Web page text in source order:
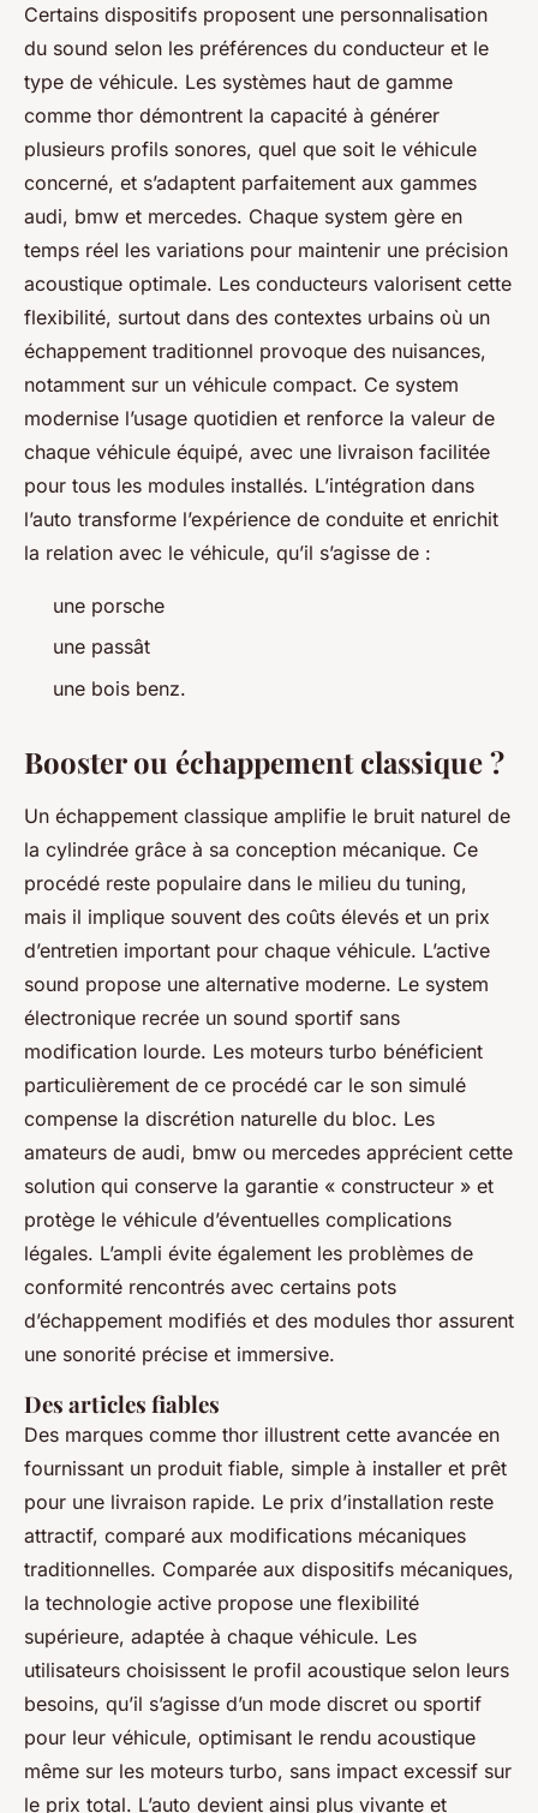
Certains dispositifs proposent une personnalisation
du sound selon les préférences du conducteur et le
type de véhicule. Les systèmes haut de gamme
comme thor démontrent la capacité à générer
plusieurs profils sonores, quel que soit le véhicule
concerné, et s’adaptent parfaitement aux gammes
audi, bmw et mercedes. Chaque system gère en
temps réel les variations pour maintenir une précision
acoustique optimale. Les conducteurs valorisent cette
flexibilité, surtout dans des contextes urbains où un
échappement traditionnel provoque des nuisances,
notamment sur un véhicule compact. Ce system
modernise l’usage quotidien et renforce la valeur de
chaque véhicule équipé, avec une livraison facilitée
pour tous les modules installés. L’intégration dans
l’auto transforme l’expérience de conduite et enrichit
la relation avec le véhicule, qu’il s’agisse de :
une porsche
une passât
une bois benz.
Booster ou échappement classique ?
Un échappement classique amplifie le bruit naturel de
la cylindrée grâce à sa conception mécanique. Ce
procédé reste populaire dans le milieu du tuning,
mais il implique souvent des coûts élevés et un prix
d’entretien important pour chaque véhicule. L’active
sound propose une alternative moderne. Le system
électronique recrée un sound sportif sans
modification lourde. Les moteurs turbo bénéficient
particulièrement de ce procédé car le son simulé
compense la discrétion naturelle du bloc. Les
amateurs de audi, bmw ou mercedes apprécient cette
solution qui conserve la garantie « constructeur » et
protège le véhicule d’éventuelles complications
légales. L’ampli évite également les problèmes de
conformité rencontrés avec certains pots
d’échappement modifiés et des modules thor assurent
une sonorité précise et immersive.
Des articles fiables
Des marques comme thor illustrent cette avancée en
fournissant un produit fiable, simple à installer et prêt
pour une livraison rapide. Le prix d’installation reste
attractif, comparé aux modifications mécaniques
traditionnelles. Comparée aux dispositifs mécaniques,
la technologie active propose une flexibilité
supérieure, adaptée à chaque véhicule. Les
utilisateurs choisissent le profil acoustique selon leurs
besoins, qu’il s’agisse d’un mode discret ou sportif
pour leur véhicule, optimisant le rendu acoustique
même sur les moteurs turbo, sans impact excessif sur
le prix total. L’auto devient ainsi plus vivante et